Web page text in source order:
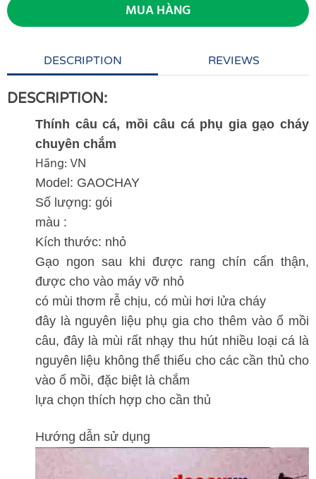
MUA HÀNG
DESCRIPTION REVIEWS
DESCRIPTION:
Thính câu cá, mồi câu cá phụ gia gạo cháy
chuyên chắm
Hãng: VN
Model: GAOCHAY
Số lượng: gói
màu :
Kích thước: nhỏ
Gạo ngon sau khi được rang chín cẩn thận,
được cho vào máy vỡ nhỏ
có mùi thơm rễ chịu, có mùi hơi lửa cháy
đây là nguyên liệu phụ gia cho thêm vào ổ mồi
câu, đây là mùi rất nhạy thu hút nhiều loại cá là
nguyên liệu không thể thiếu cho các cần thủ cho
vào ổ mồi, đặc biệt là chắm
lựa chọn thích hợp cho cần thủ
Hướng dẫn sử dụng